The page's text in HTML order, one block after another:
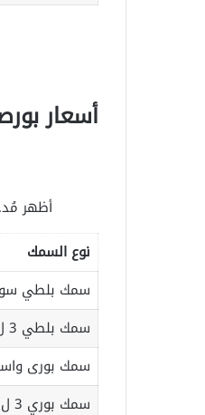
أسعار
أظهر
نوع السمك
سمك بلطي سوبر 1 ل
سمك بلطي 3 ل 4 ك
سمك بورى واسع 1 ل
سمك بوري 3 ل 4 ك